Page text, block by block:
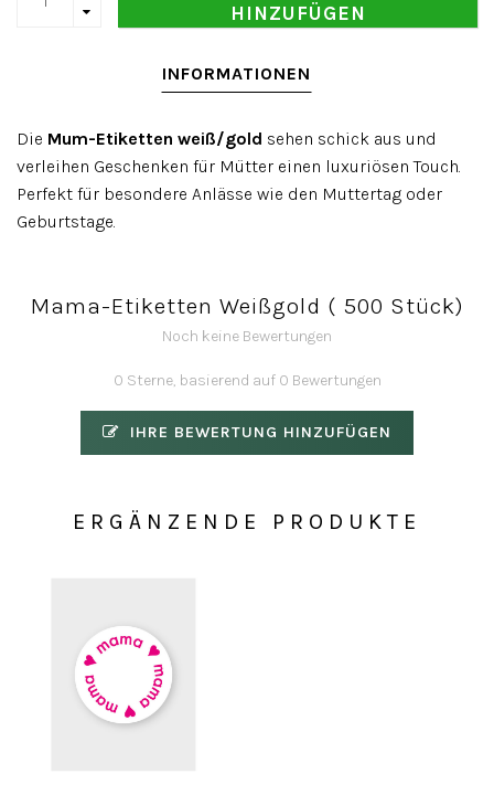
HINZUFÜGEN
INFORMATIONEN
Die Mum-Etiketten weiß/gold sehen schick aus und
verleihen Geschenken für Mütter einen luxuriösen Touch.
Perfekt für besondere Anlässe wie den Muttertag oder
Geburtstage.
Mama-Etiketten Weißgold ( 500 Stück)
Noch keine Bewertungen
0 Sterne, basierend auf 0 Bewertungen
IHRE BEWERTUNG HINZUFÜGEN
ERGÄNZENDE PRODUKTE